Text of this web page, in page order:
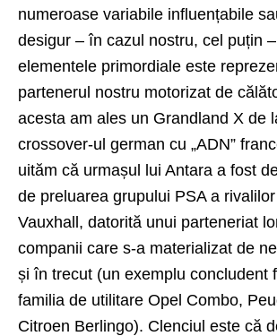
numeroase variabile influențabile
desigur – în cazul nostru, cel puțin
elementele primordiale este
partenerul nostru motorizat de
acesta am ales un Grandland X de
crossover-ul german cu „ADN”
uităm că urmașul lui Antara a fost
de preluarea grupului PSA a
Vauxhall, datorită unui parteneriat
companii care s-a materializat de
și în trecut (un exemplu concludent
familia de utilitare Opel Combo,
Citroen Berlingo). Clenciul este că